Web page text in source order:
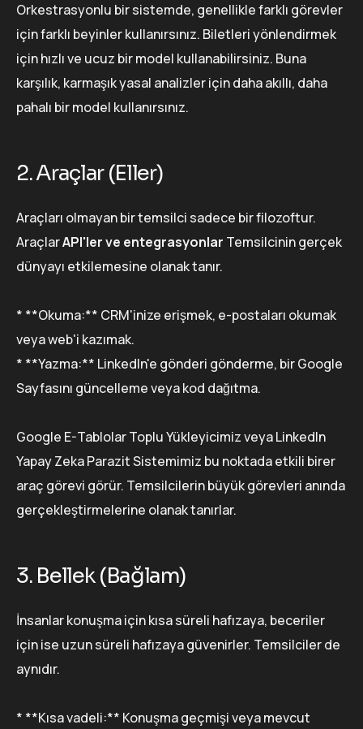
Orkestrasyonlu bir sistemde, genellikle farklı görevler
için farklı beyinler kullanırsınız. Biletleri yönlendirmek
için hızlı ve ucuz bir model kullanabilirsiniz. Buna
karşılık, karmaşık yasal analizler için daha akıllı, daha
pahalı bir model kullanırsınız.
2. Araçlar (Eller)
Araçları olmayan bir temsilci sadece bir filozoftur.
AraçlarAPI'ler ve entegrasyonlar Temsilcinin gerçek
dünyayı etkilemesine olanak tanır.
* **Okuma:** CRM'inize erişmek, e-postaları okumak
veya web'i kazımak.
* **Yazma:** LinkedIn'e gönderi gönderme, bir Google
Sayfasını güncelleme veya kod dağıtma.
Google E-Tablolar Toplu Yükleyicimiz veya LinkedIn
Yapay Zeka Parazit Sistemimiz bu noktada etkili birer
araç görevi görür. Temsilcilerin büyük görevleri anında
gerçekleştirmelerine olanak tanırlar.
3. Bellek (Bağlam)
İnsanlar konuşma için kısa süreli hafızaya, beceriler
için ise uzun süreli hafızaya güvenirler. Temsilciler de
aynıdır.
* **Kısa vadeli:** Konuşma geçmişi veya mevcut